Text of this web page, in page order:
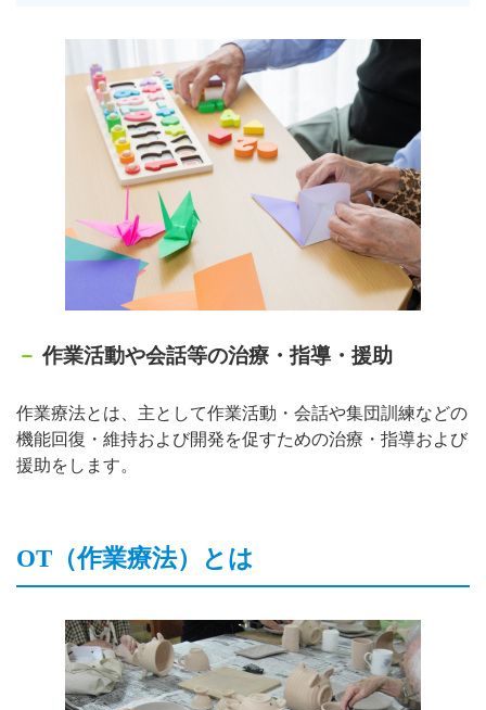
作業活動や会話等の治療・指導・援助
作業療法とは、主として作業活動・会話や集団訓練などの
機能回復・維持および開発を促すための治療・指導および
援助をします。
OT（作業療法）とは